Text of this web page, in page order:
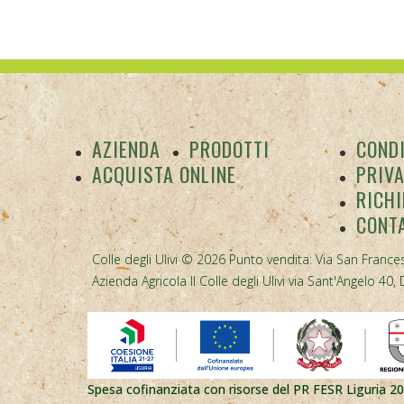
AZIENDA
PRODOTTI
ACQUISTA ONLINE
Colle degli Ulivi © 2026 Punto vendita: Via San
Azienda Agricola Il Colle degli Ulivi via Sant'Angelo 40,
Spesa cofinanziata con risorse del PR FESR Liguria